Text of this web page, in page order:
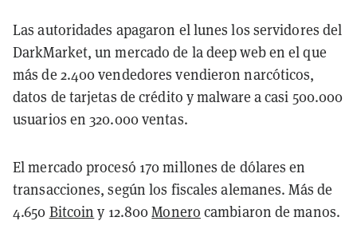
Las autoridades apagaron el lunes los servidores del
DarkMarket, un mercado de la deep web en el que
más de 2.400 vendedores vendieron narcóticos,
datos de tarjetas de crédito y malware a casi 500.000
usuarios en 320.000 ventas.
El mercado procesó 170 millones de dólares en
transacciones, según los fiscales alemanes. Más de
4.650 Bitcoin y 12.800Monero cambiaron de manos.